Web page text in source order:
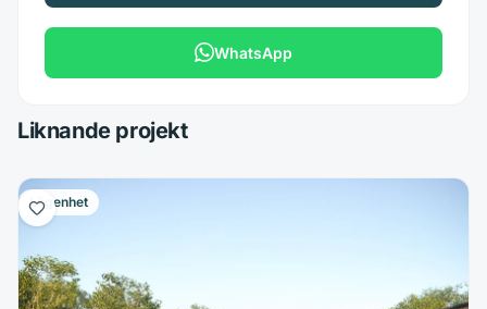
WhatsApp
Liknande projekt
Lägenhet